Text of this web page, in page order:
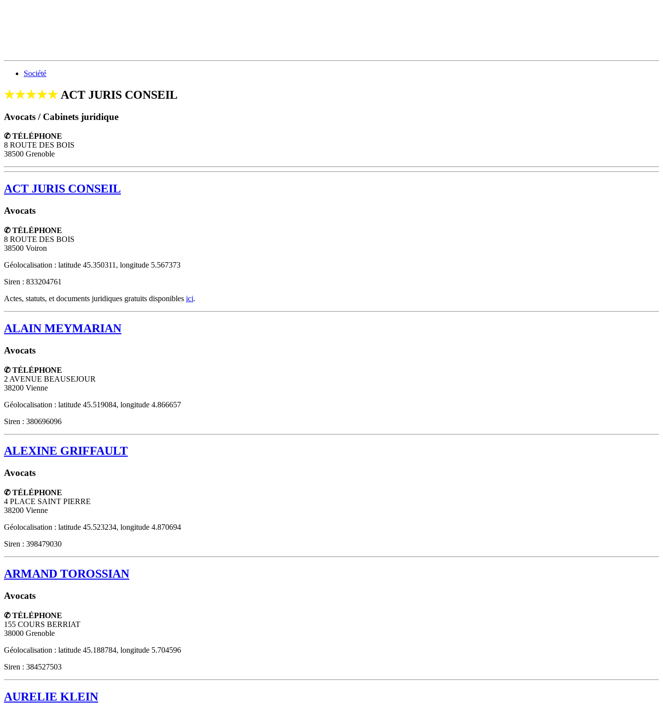
Société
★★★★★ ACT JURIS CONSEIL
Avocats / Cabinets juridique
✆ TÉLÉPHONE
8 ROUTE DES BOIS
38500 Grenoble
ACT JURIS CONSEIL
Avocats
✆ TÉLÉPHONE
8 ROUTE DES BOIS
38500 Voiron
Géolocalisation : latitude 45.350311, longitude 5.567373
Siren : 833204761
Actes, statuts, et documents juridiques gratuits disponibles ici.
ALAIN MEYMARIAN
Avocats
✆ TÉLÉPHONE
2 AVENUE BEAUSEJOUR
38200 Vienne
Géolocalisation : latitude 45.519084, longitude 4.866657
Siren : 380696096
ALEXINE GRIFFAULT
Avocats
✆ TÉLÉPHONE
4 PLACE SAINT PIERRE
38200 Vienne
Géolocalisation : latitude 45.523234, longitude 4.870694
Siren : 398479030
ARMAND TOROSSIAN
Avocats
✆ TÉLÉPHONE
155 COURS BERRIAT
38000 Grenoble
Géolocalisation : latitude 45.188784, longitude 5.704596
Siren : 384527503
AURELIE KLEIN